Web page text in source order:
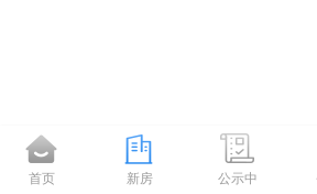
首页 新房 公示中